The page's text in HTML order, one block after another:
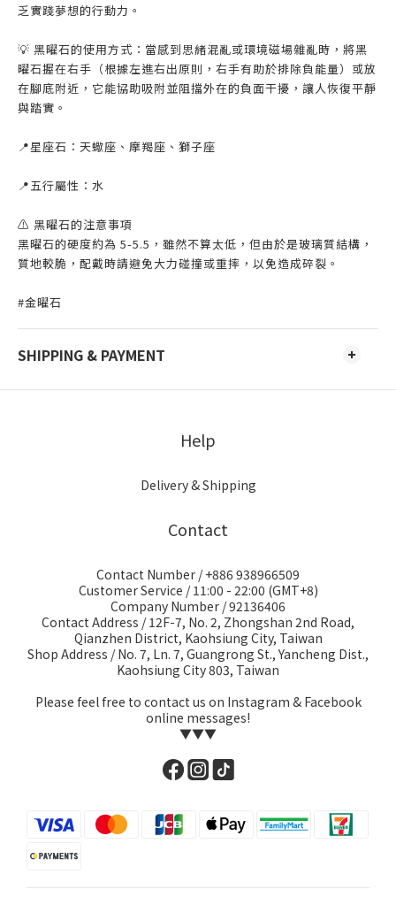
乏實踐夢想的行動力。
💡 黑曜石的使用方式：當感到思緒混亂或環境磁場雜亂時，將黑
曜石握在右手（根據左進右出原則，右手有助於排除負能量）或放
在腳底附近，它能協助吸附並阻擋外在的負面干擾，讓人恢復平靜
與踏實。
📍星座石：天蠍座、摩羯座、獅子座
📍五行屬性：水
⚠️ 黑曜石的注意事項
黑曜石的硬度約為 5-5.5，雖然不算太低，但由於是玻璃質結構，
質地較脆，配戴時請避免大力碰撞或重摔，以免造成碎裂。
#金曜石
SHIPPING & PAYMENT
Help
Delivery & Shipping
Contact
Contact Number / +886 938966509
Customer Service / 11:00 - 22:00 (GMT+8)
Company Number / 92136406
Contact Address / 12F-7, No. 2, Zhongshan 2nd Road,
Qianzhen District, Kaohsiung City, Taiwan
Shop Address / No. 7, Ln. 7, Guangrong St., Yancheng Dist.,
Kaohsiung City 803, Taiwan
Please feel free to contact us on Instagram & Facebook
online messages!
▼▼▼